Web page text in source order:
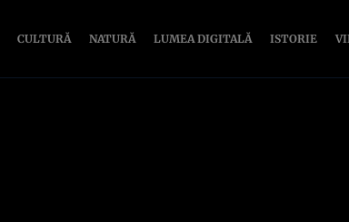
CULTURĂ NATURĂ LUMEA DIGITALĂ ISTORIE